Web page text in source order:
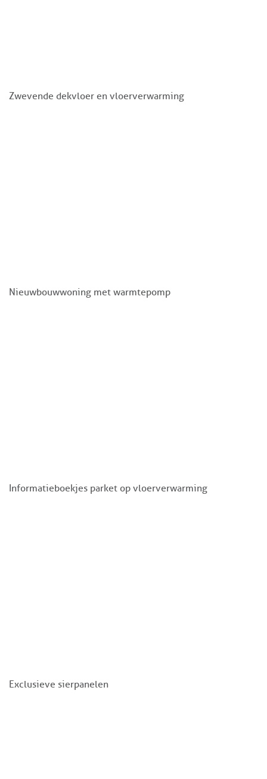
Zwevende dekvloer en vloerverwarming
Nieuwbouwwoning met warmtepomp
Informatieboekjes parket op vloerverwarming
Exclusieve sierpanelen